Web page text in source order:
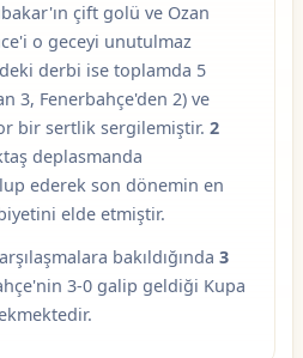
çift golü ve Ozan
o geceyi unutulmaz
derbi ise toplamda 5
3, Fenerbahçe'den 2) ve
bir sertlik sergilemiştir. 2
deplasmanda
ederek son dönemin en
elde etmiştir.
bakıldığında 3
3-0 galip geldiği Kupa